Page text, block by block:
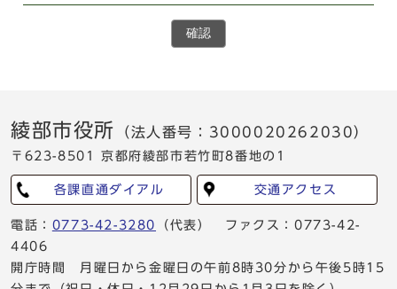
確認
綾部市役所 （法人番号：3000020262030）
〒623-8501 京都府綾部市若竹町8番地の1
各課直通ダイアル 交通アクセス
電話： 0773-42-3280
（代表） ファクス：0773-42-
4406
開庁時間 月曜日から金曜日の午前8時30分から午後5時15